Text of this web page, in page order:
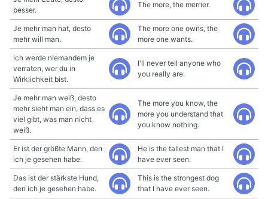
besser.
The more, the merrier.
Je mehr man hat, desto
mehr will man.
The more one owns, the
more one wants.
Ich werde niemandem je
verraten, wer du in
Wirklichkeit bist.
I'll never tell anyone who
you really are.
Je mehr man weiß, desto
mehr sieht man ein, dass es
viel gibt, was man nicht
weiß.
The more you know, the
more you understand that
you know nothing.
Er ist der größte Mann, den
ich je gesehen habe.
He is the tallest man that I
have ever seen.
Das ist der stärkste Hund,
den ich je gesehen habe.
This is the strongest dog
that I have ever seen.